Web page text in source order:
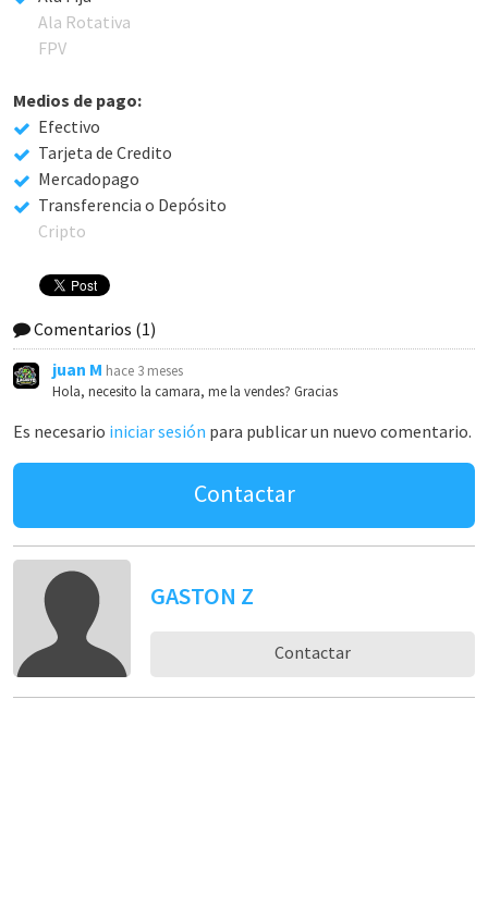
Ala Rotativa
FPV
Medios de pago:
Efectivo
Tarjeta de Credito
Mercadopago
Transferencia o Depósito
Cripto
Comentarios (1)
juan M hace 3 meses
Hola, necesito la camara, me la vendes? Gracias
Es necesario iniciar sesión para publicar un nuevo comentario.
Contactar
GASTON Z
Contactar